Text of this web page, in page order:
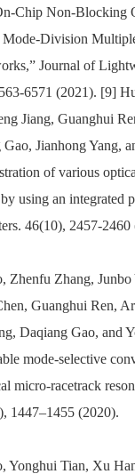
Chip Non-Blocking
Mode-Division
Journal of
6571 (2021). [9]
Jiang, Guanghui
Jianhong Yang,
of various
using an integrated
46(10), 2457-2460
Zhenfu Zhang, Junbo
Guanghui Ren,
Daqiang Gao, and
mode-selective
micro-racetrack
1447–1455 (2020).
Yonghui Tian, Xu